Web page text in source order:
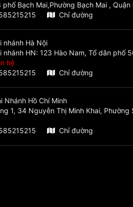
phố Bạch Mai,Phường Bạch Mai ,
Chỉ đường
nhánh Hà Nội
nhánh HN: 123 Hào Nam, Tổ dân phố
hệ
Chỉ đường
Nhánh Hồ Chí Minh
1, 34 Nguyễn Thị Minh Khai, Phường
Chỉ đường